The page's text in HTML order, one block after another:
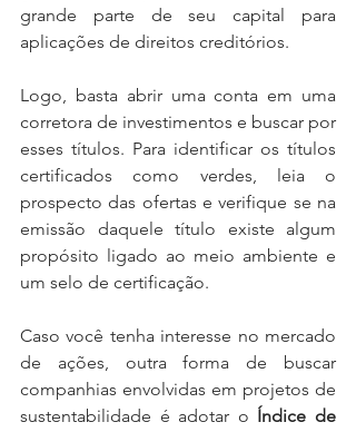
grande parte de seu capital para
aplicações de direitos creditórios.
Logo, basta abrir uma conta em uma
corretora de investimentos e buscar por
esses títulos. Para identificar os títulos
certificados como verdes, leia o
prospecto das ofertas e verifique se na
emissão daquele título existe algum
propósito ligado ao meio ambiente e
um selo de certificação.
Caso você tenha interesse no mercado
de ações, outra forma de buscar
companhias envolvidas em projetos de
sustentabilidade é adotar o Índice de